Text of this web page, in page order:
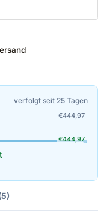
verfolgt seit 25 Tagen
€444,97
€444,97